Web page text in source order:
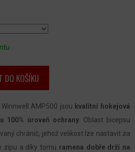
DO KOŠÍKU
AMP500 jsou kvalitní hokejová
100% úroveň ochrany. Oblast bicepsu
chránič, jehož velikost lze nastavit za
zipu a díky tomu ramena dobře drží na